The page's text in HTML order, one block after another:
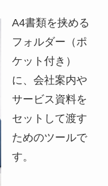
A4書類を挟める
フォルダー（ポ
ケット付き）
に、会社案内や
サービス資料を
セットして渡す
ためのツールで
す。